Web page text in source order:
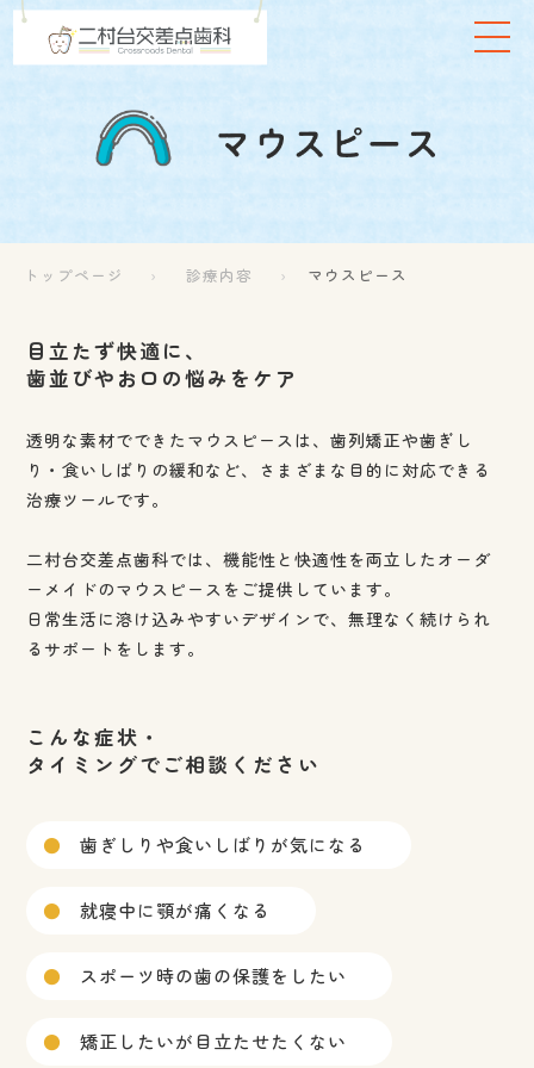
トップページ 診療内容 マウスピース
目立たず快適に、
歯並びやお口の悩みをケア
透明な素材でできたマウスピースは、歯列矯正や歯ぎし
り・食いしばりの緩和など、さまざまな目的に対応できる
治療ツールです。
二村台交差点歯科では、機能性と快適性を両立したオーダ
ーメイドのマウスピースをご提供しています。
日常生活に溶け込みやすいデザインで、無理なく続けられ
るサポートをします。
こんな症状・
タイミングでご相談ください
歯ぎしりや食いしばりが気になる
就寝中に顎が痛くなる
スポーツ時の歯の保護をしたい
矯正したいが目立たせたくない